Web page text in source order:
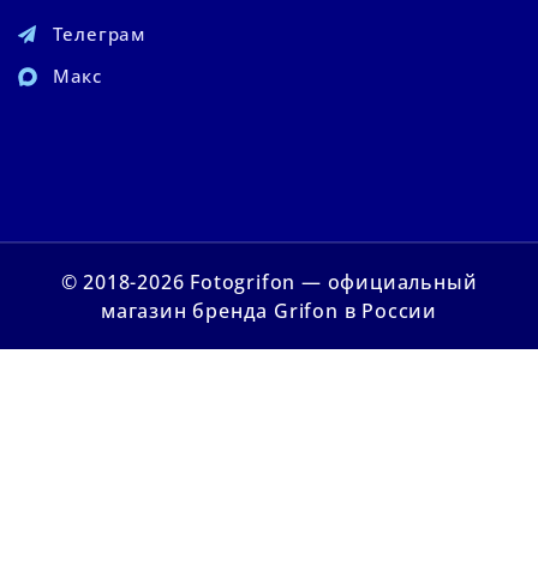
Телеграм
Макс
© 2018-2026 Fotogrifon — официальный
магазин бренда Grifon в России